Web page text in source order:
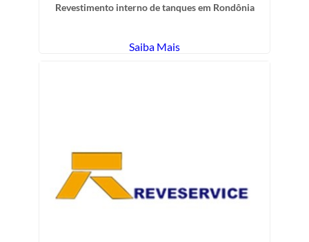
Revestimento interno de tanques em Rondônia
Saiba Mais